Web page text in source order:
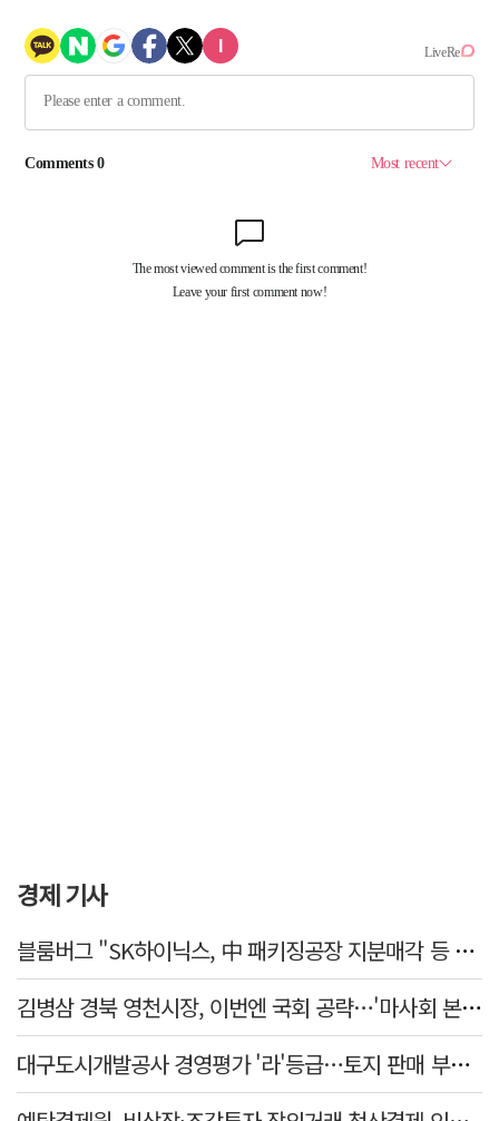
경제 기사
블룸버그 "SK하이닉스, 中 패키징공장 지분매각 등 검토"
김병삼 경북 영천시장, 이번엔 국회 공략…'마사회 본사 이전·광역교통망 확충' 요청
대구도시개발공사 경영평가 '라'등급…토지 판매 부진에 1년 만에 두 단계 '뚝'